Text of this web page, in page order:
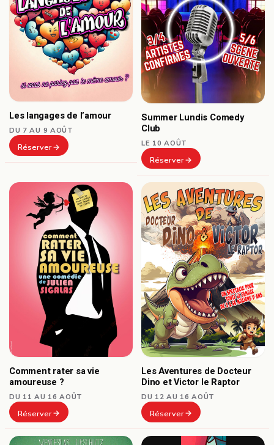
Les langages de l’amour
DU 7 AU 9 AOÛT
Réserver
Summer Lundis Comedy
Club
LE 10 AOÛT
Réserver
Comment rater sa vie
amoureuse ?
DU 11 AU 16 AOÛT
Réserver
Les Aventures de Docteur
Dino et Victor le Raptor
DU 12 AU 16 AOÛT
Réserver